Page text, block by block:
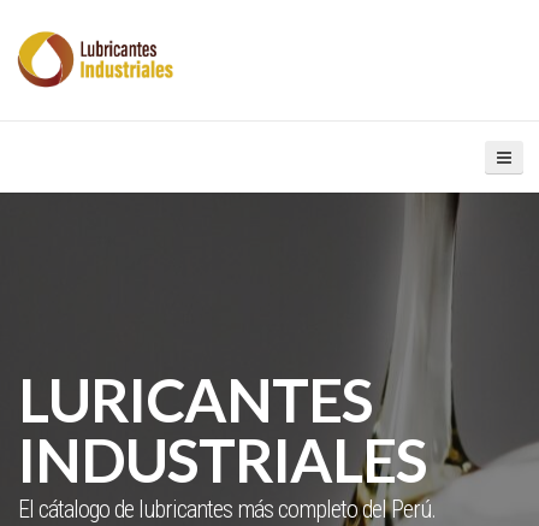
LURICANTES
INDUSTRIALES
El cátalogo de lubricantes más completo del Perú.